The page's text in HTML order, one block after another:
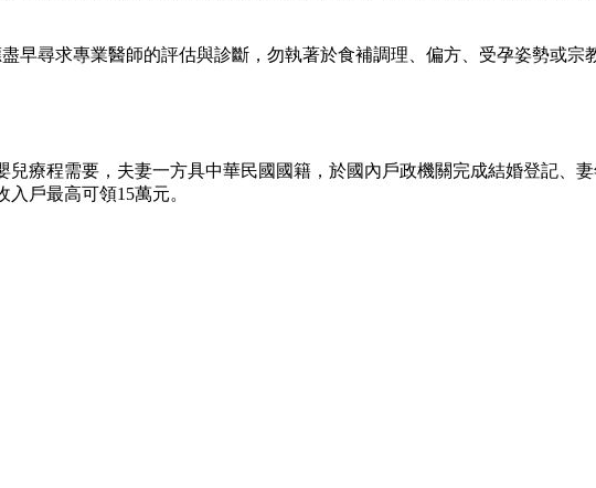
早尋求專業醫師的評估與診斷，勿執著於食補調理、偏方、受孕姿勢或宗
療程需要，夫妻一方具中華民國國籍，於國內戶政機關完成結婚登記、
戶最高可領15萬元。